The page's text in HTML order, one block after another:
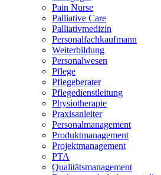
Pain Nurse
Palliative Care
Palliativmedizin
Personalfachkaufmann
Weiterbildung
Personalwesen
Pflege
Pflegeberater
Pflegedienstleitung
Physiotherapie
Praxisanleiter
Personalmanagement
Produktmanagement
Projektmanagement
PTA
Qualitätsmanagement